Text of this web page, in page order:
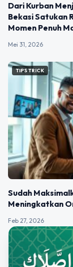
Dari Kurban
Bekasi Satukan
Momen Penuh
Mei 31, 2026
TIPS TRICK
Sudah
Meningkatkan
Feb 27, 2026